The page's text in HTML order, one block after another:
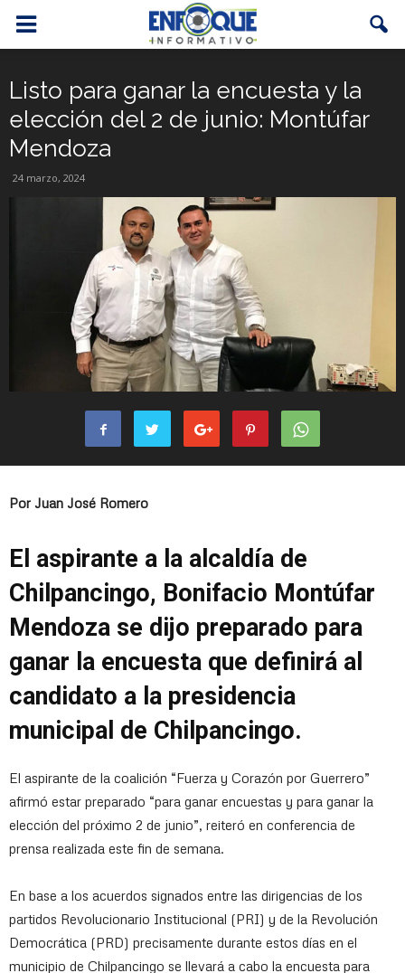
Listo para ganar la encuesta y la
elección del 2 de junio: Montúfar
Mendoza
24 marzo, 2024
Por Juan José Romero
El aspirante a la alcaldía de
Chilpancingo, Bonifacio Montúfar
Mendoza se dijo preparado para
ganar la encuesta que definirá al
candidato a la presidencia
municipal de Chilpancingo.
El aspirante de la coalición “Fuerza y Corazón por Guerrero”
afirmó estar preparado “para ganar encuestas y para ganar la
elección del próximo 2 de junio”, reiteró en conferencia de
prensa realizada este fin de semana.
En base a los acuerdos signados entre las dirigencias de los
partidos Revolucionario Institucional (PRI) y de la Revolución
Democrática (PRD) precisamente durante estos días en el
municipio de Chilpancingo se llevará a cabo la encuesta para